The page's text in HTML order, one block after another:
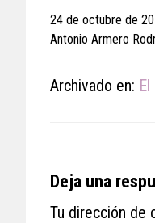
24 de octubre de
Antonio Armero
Archivado en: El
Reader
Interactions
Deja una
Tu dirección de